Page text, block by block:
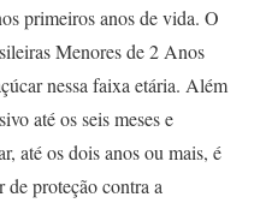
primeiros anos de vida. O
Menores de 2 Anos
nessa faixa etária. Além
até os seis meses e
até os dois anos ou mais, é
proteção contra a